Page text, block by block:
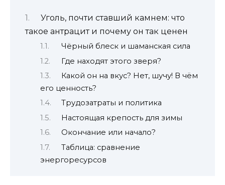
Уголь, почти ставший камнем: что
такое антрацит и почему он так ценен
Чёрный блеск и шаманская сила
Где находят этого зверя?
Какой он на вкус? Нет, шучу! В чём
его ценность?
Трудозатраты и политика
Настоящая крепость для зимы
Окончание или начало?
Таблица: сравнение
энергоресурсов